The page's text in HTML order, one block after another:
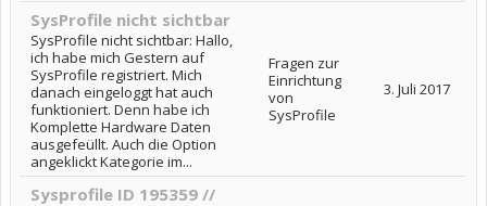
SysProfile nicht sichtbar
SysProfile nicht sichtbar: Hallo,
ich habe mich Gestern auf
SysProfile registriert. Mich
danach eingeloggt hat auch
funktioniert. Denn habe ich
Komplette Hardware Daten
ausgefeüllt. Auch die Option
angeklickt Kategorie im...
Fragen zur
Einrichtung
von
SysProfile
3. Juli 2017
Sysprofile ID 195359 //